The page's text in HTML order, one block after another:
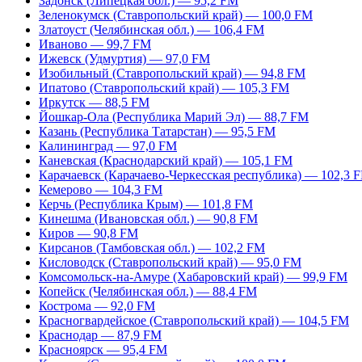
Зеленокумск (Ставропольский край) — 100,0 FM
Златоуст (Челябинская обл.) — 106,4 FM
Иваново — 99,7 FM
Ижевск (Удмуртия) — 97,0 FM
Изобильный (Ставропольский край) — 94,8 FM
Ипатово (Ставропольский край) — 105,3 FM
Иркутск — 88,5 FM
Йошкар-Ола (Республика Марий Эл) — 88,7 FM
Казань (Республика Татарстан) — 95,5 FM
Калининград — 97,0 FM
Каневская (Краснодарский край) — 105,1 FM
Карачаевск (Карачаево-Черкесская республика) — 102,3
Кемерово — 104,3 FM
Керчь (Республика Крым) — 101,8 FM
Кинешма (Ивановская обл.) — 90,8 FM
Киров — 90,8 FM
Кирсанов (Тамбовская обл.) — 102,2 FM
Кисловодск (Ставропольский край) — 95,0 FM
Комсомольск-на-Амуре (Хабаровский край) — 99,9 FM
Копейск (Челябинская обл.) — 88,4 FM
Кострома — 92,0 FM
Красногвардейское (Ставропольский край) — 104,5 FM
Краснодар — 87,9 FM
Красноярск — 95,4 FM